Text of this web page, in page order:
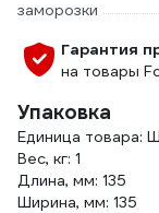
заморозки
Гарантия
на товары
Упаковка
Единица товара:
Вес, кг: 1
Длина, мм: 135
Ширина, мм: 135